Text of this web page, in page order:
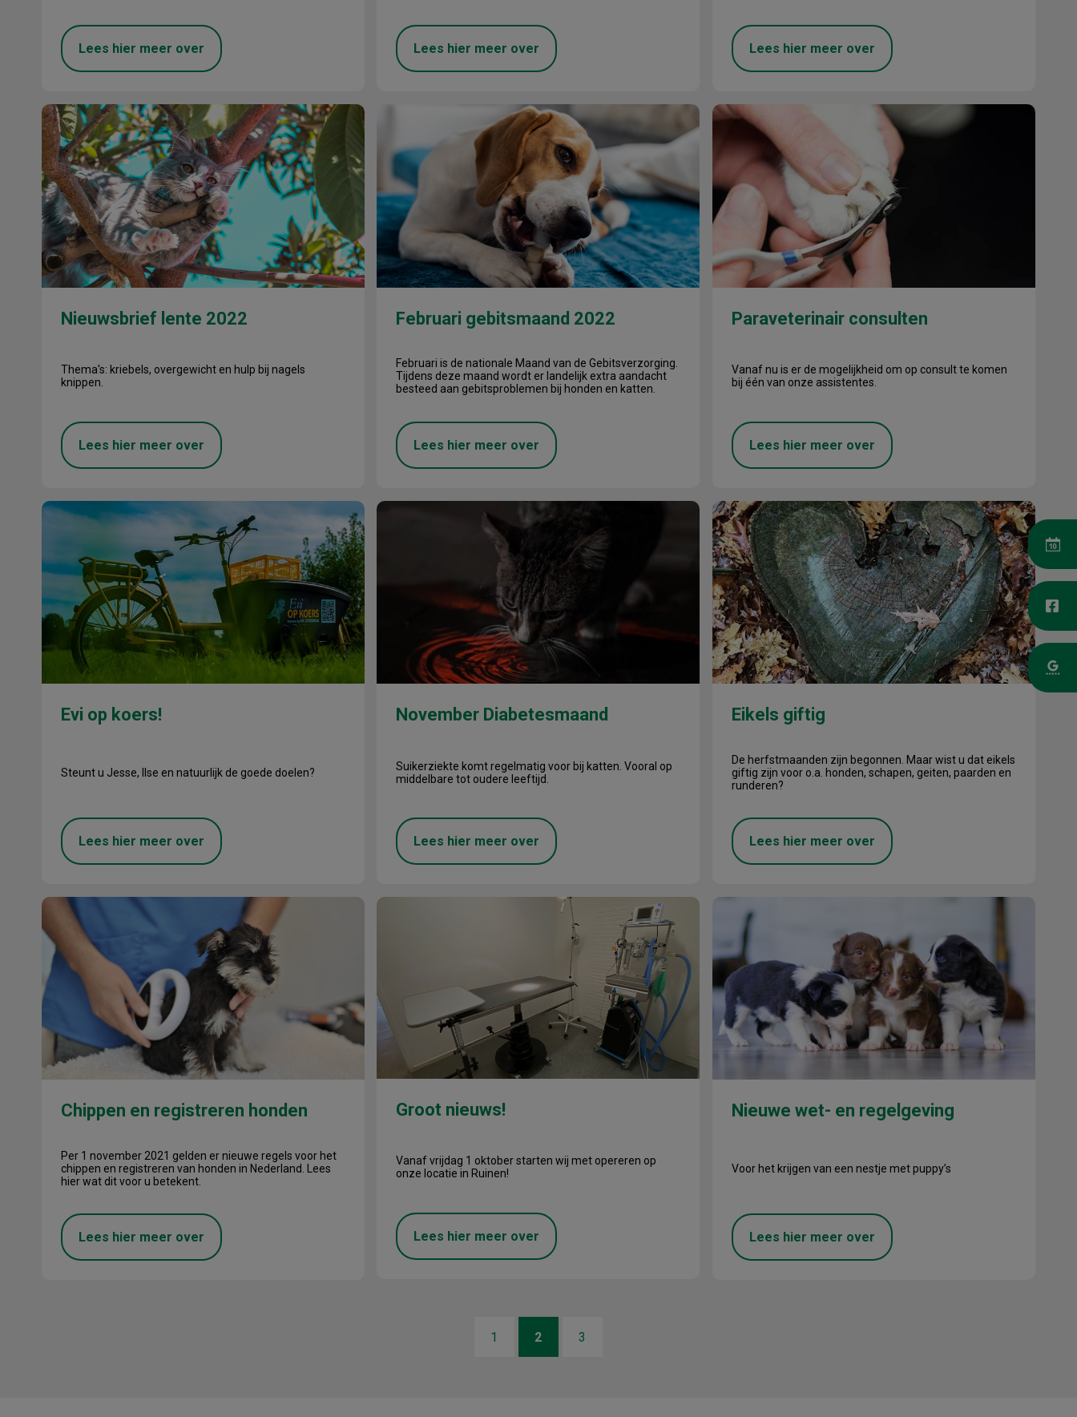
Lees hier meer over Lees hier meer over Lees hier meer over
Nieuwsbrief lente 2022
Nieuwsbrief lente 2022
Thema's: kriebels, overgewicht en hulp bij nagels
knippen.
Lees hier meer over
Februari gebitsmaand 2022
Februari gebitsmaand 2022
Februari is de nationale Maand van de Gebitsverzorging.
Tijdens deze maand wordt er landelijk extra aandacht
besteed aan gebitsproblemen bij honden en katten.
Lees hier meer over
Paraveterinair consulten
Paraveterinair consulten
Vanaf nu is er de mogelijkheid om op consult te komen
bij één van onze assistentes.
Lees hier meer over
Evi op koers!
Evi op koers!
Steunt u Jesse, Ilse en natuurlijk de goede doelen?
Lees hier meer over
November Diabetesmaand
November Diabetesmaand
Suikerziekte komt regelmatig voor bij katten. Vooral op
middelbare tot oudere leeftijd.
Lees hier meer over
Eikels giftig
Eikels giftig
De herfstmaanden zijn begonnen. Maar wist u dat eikels
giftig zijn voor o.a. honden, schapen, geiten, paarden en
runderen?
Lees hier meer over
Chippen en registreren honden
Chippen en registreren honden
Per 1 november 2021 gelden er nieuwe regels voor het
chippen en registreren van honden in Nederland. Lees
hier wat dit voor u betekent.
Lees hier meer over
Groot nieuws!
Groot nieuws!
Vanaf vrijdag 1 oktober starten wij met opereren op
onze locatie in Ruinen!
Lees hier meer over
Nieuwe wet- en regelgeving
Voor het krijgen van een nestje met puppy’s
Lees hier meer over
1 2 3